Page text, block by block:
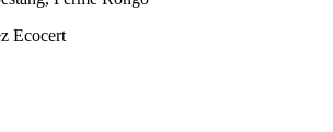
Ecocert